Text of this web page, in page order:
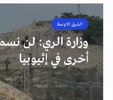
الشرق الاوسط رصد
وزارة الري: لن
أخرى في إثيوبيا